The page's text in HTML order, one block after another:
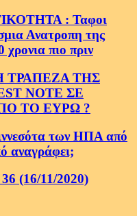
: Ταφοι
Ανατροπη της
πιο πριν
ΤΡΑΠΕΖΑ ΤΗΣ
NOTE ΣΕ
ΤΟ ΕΥΡΩ ?
των ΗΠΑ από
αναγράφει;
(16/11/2020)